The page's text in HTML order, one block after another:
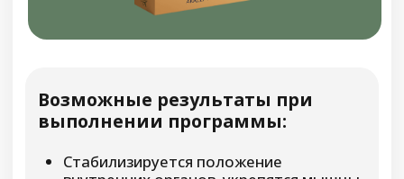
Повысится способность долго стоять,
и усталости
чувствительность и контроль
движений
Перестанет будить по ночам синдром
комфортнее